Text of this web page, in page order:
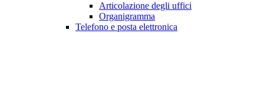
Articolazione degli uffici
Organigramma
Telefono e posta elettronica